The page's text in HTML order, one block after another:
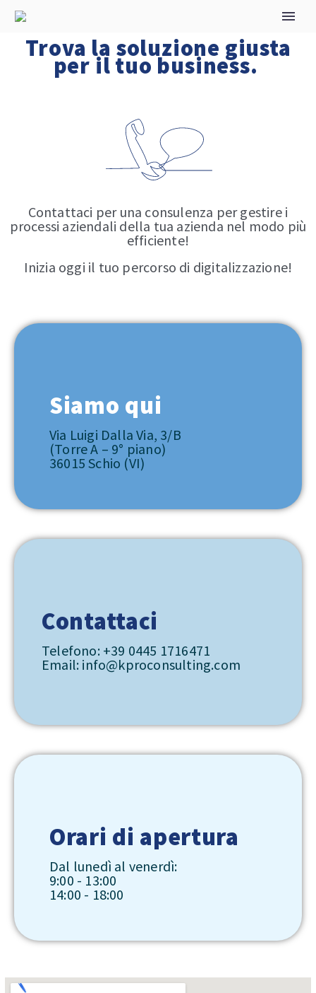
Trova la soluzione giusta
per il tuo business.
Inizia oggi il tuo percorso di digitalizzazione!
Contattaci per una consulenza per gestire i
processi aziendali della tua azienda nel modo più
efficiente!
Siamo qui
Via Luigi Dalla Via, 3/B
(Torre A – 9° piano)
36015 Schio (VI)
Contattaci
Telefono: +39 0445 1716471
Email: info@kproconsulting.com
Orari di apertura
Dal lunedì al venerdì:
9:00 - 13:00
14:00 - 18:00